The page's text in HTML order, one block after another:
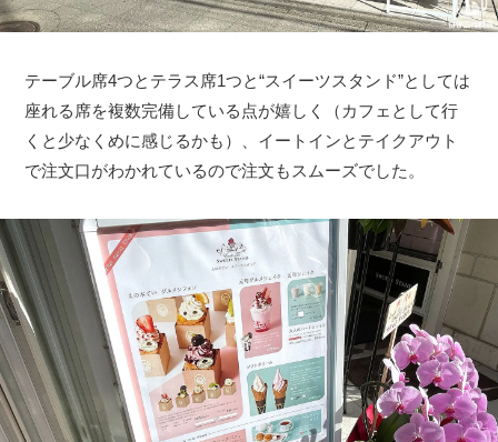
テーブル席4つとテラス席1つと“スイーツスタンド”としては
座れる席を複数完備している点が嬉しく（カフェとして行
くと少なくめに感じるかも）、イートインとテイクアウト
で注文口がわかれているので注文もスムーズでした。